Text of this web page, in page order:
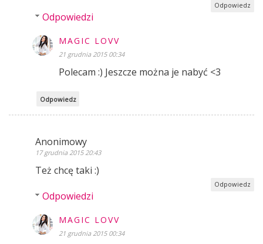
Odpowiedz
Odpowiedzi
MAGIC LOVV
21 grudnia 2015 00:34
Polecam :) Jeszcze można je nabyć <3
Odpowiedz
Anonimowy
17 grudnia 2015 20:43
Też chcę taki :)
Odpowiedz
Odpowiedzi
MAGIC LOVV
21 grudnia 2015 00:34